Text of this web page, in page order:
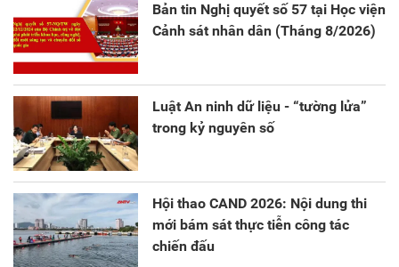
Bản tin Nghị quyết số 57 tại Học viện
Cảnh sát nhân dân (Tháng 8/2026)
Luật An ninh dữ liệu - “tường lửa”
trong kỷ nguyên số
Hội thao CAND 2026: Nội dung thi
mới bám sát thực tiễn công tác
chiến đấu